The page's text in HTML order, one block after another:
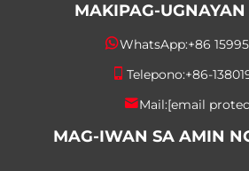
MAKIPAG-
WhatsApp:+86
Telepono:+86-
Mail:[email
MAG-IWAN SA AMIN